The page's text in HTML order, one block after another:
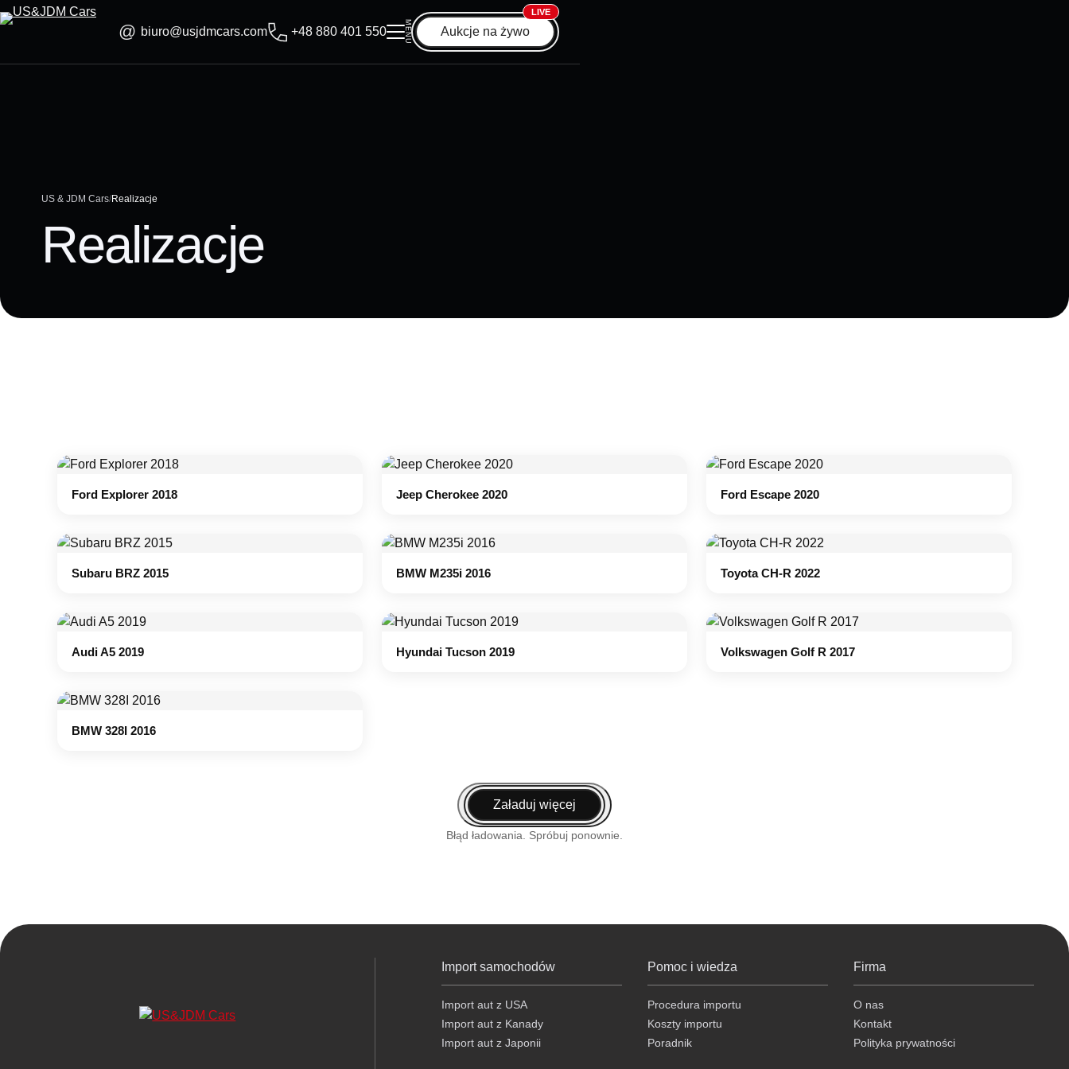
Skip
to
biuro@usjdmcars.com +48 880 401 550 MENU Aukcje na żywo
LIVE
US & JDM Cars Realizacje
Realizacje
Ford Explorer 2018 Jeep Cherokee 2020 Ford Escape 2020
Subaru BRZ 2015 BMW M235i 2016 Toyota CH-R 2022
Audi A5 2019 Hyundai Tucson 2019 Volkswagen Golf R 2017
BMW 328I 2016
Załaduj więcej
Błąd ładowania. Spróbuj ponownie.
Import samochodów
Import aut z USA
Import aut z Kanady
Import aut z Japonii
Pomoc i wiedza
Procedura importu
Koszty importu
Poradnik
Firma
O nas
Kontakt
Polityka prywatności